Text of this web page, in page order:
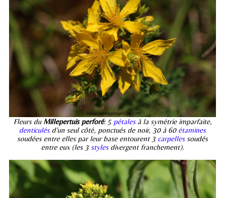
Fleurs du Millepertuis perforé: 5 pétalesà la symétrie imparfaite,
denticulésd'un seul côté, ponctués de noir, 30 à 60 étamines
soudées entre elles par leur base entourent 3 carpellessoudés
entre eux (les 3 styles divergent franchement).